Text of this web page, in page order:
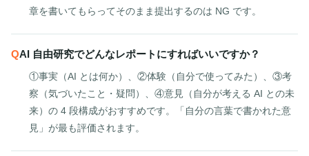
章を書いてもらってそのまま提出するのは NG です。
AI 自由研究でどんなレポートにすればいいですか？
①事実（AI とは何か）、②体験（自分で使ってみた）、③考
察（気づいたこと・疑問）、④意見（自分が考える AI との未
来）の 4 段構成がおすすめです。「自分の言葉で書かれた意
見」が最も評価されます。